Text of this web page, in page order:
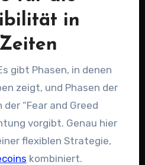
in
gibt Phasen, in denen
zeigt, und Phasen der
der “Fear and Greed
vorgibt. Genau hier
flexiblen Strategie,
kombiniert.